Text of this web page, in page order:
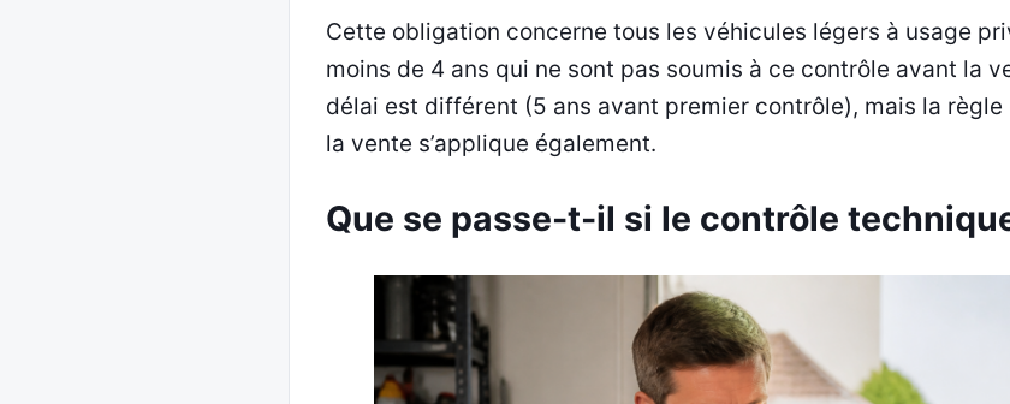
Cette obligation concerne tous les véhicules légers à usage
moins de 4 ans qui ne sont pas soumis à ce contrôle avant la
délai est différent (5 ans avant premier contrôle), mais la
la vente s’applique également.
Que se passe-t-il si le contrôle